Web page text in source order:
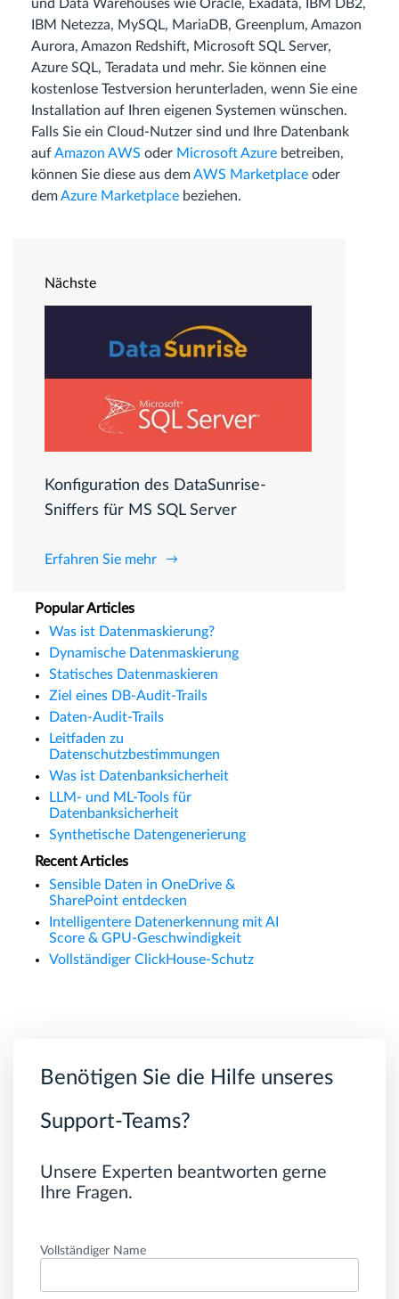
und Data Warehouses wie Oracle, Exadata, IBM DB2,
IBM Netezza, MySQL, MariaDB, Greenplum, Amazon
Aurora, Amazon Redshift, Microsoft SQL Server,
Azure SQL, Teradata und mehr. Sie können eine
kostenlose Testversion herunterladen, wenn Sie eine
Installation auf Ihren eigenen Systemen wünschen.
Falls Sie ein Cloud-Nutzer sind und Ihre Datenbank
aufAmazon AWS oder Microsoft Azure betreiben,
können Sie diese aus demAWS Marketplace oder
demAzure Marketplace beziehen.
Nächste
Konfiguration des DataSunrise-
Sniffers für MS SQL Server
Erfahren Sie mehr
Popular Articles
Was ist Datenmaskierung?
Dynamische Datenmaskierung
Statisches Datenmaskieren
Ziel eines DB-Audit-Trails
Daten-Audit-Trails
Leitfaden zu
Datenschutzbestimmungen
Was ist Datenbanksicherheit
LLM- und ML-Tools für
Datenbanksicherheit
Synthetische Datengenerierung
Recent Articles
Sensible Daten in OneDrive &
SharePoint entdecken
Intelligentere Datenerkennung mit AI
Score & GPU-Geschwindigkeit
Vollständiger ClickHouse-Schutz
Benötigen Sie die Hilfe unseres
Support-Teams?
Unsere Experten beantworten gerne
Ihre Fragen.
Vollständiger Name